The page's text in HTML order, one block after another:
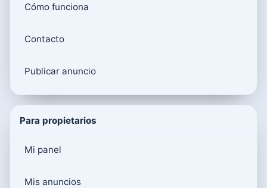
Cómo funciona
Contacto
Publicar anuncio
Para propietarios
Mi panel
Mis anuncios